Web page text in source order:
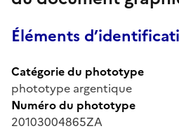
Éléments
Catégorie du phototype
phototype argentique
Numéro du phototype
20103004865ZA